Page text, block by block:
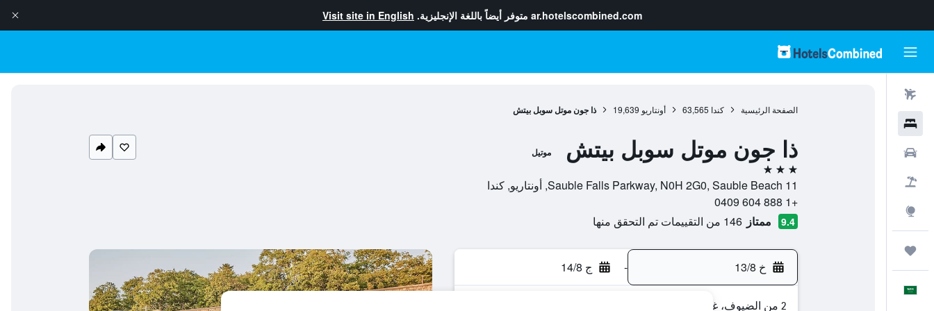
ar.hotelscombined.com متوفر أيضاً باللغة الإنجليزية. Visit site in English
الصفحة الرئيسية كندا 63,565 أونتاريو 19,639 ذا جون موتل سوبل بيتش
ذا جون موتل سوبل بيتش موتيل
3 نجوم
11 Sauble Falls Parkway, N0H 2G0, Sauble Beach, أونتاريو, كندا
+1 888 604 0409
9.4 ممتاز 146 من التقييمات تم التحقق منها
خ 13/8 - ج 14/8
2 من الضيوف، غرفة واحدة